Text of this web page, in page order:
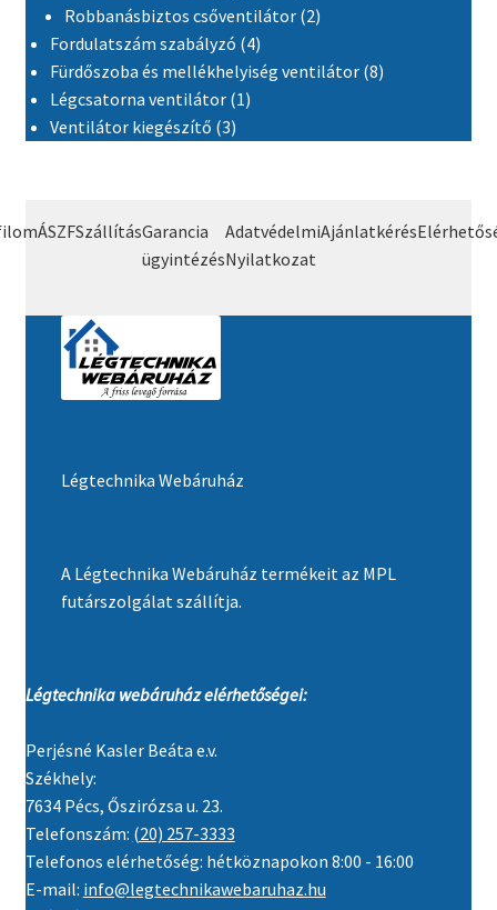
Robbanásbiztos csőventilátor 22 termék
Fordulatszám szabályzó 44 termék
Fürdőszoba és mellékhelyiség ventilátor 88 termék
Légcsatorna ventilátor 11 termék
Ventilátor kiegészítő 33 termék
ÁSZFSzállításGarancia
ügyintézés
Adatvédelmi
Nyilatkozat
Ajánlatkérés
Légtechnika Webáruház
A Légtechnika Webáruház termékeit az MPL
futárszolgálat szállítja.
Légtechnika webáruház elérhetőségei:
Perjésné Kasler Beáta e.v.
Székhely:
7634 Pécs, Őszirózsa u. 23.
Telefonszám: (20) 257-3333
Telefonos elérhetőség: hétköznapokon 8:00 - 16:00
E-mail: info@legtechnikawebaruhaz.hu